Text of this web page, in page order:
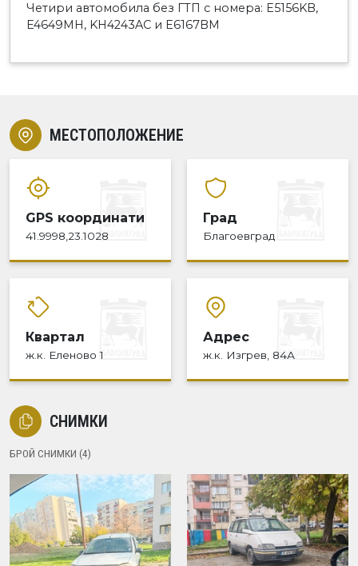
Четири автомобила без ГТП с номера: E5156KB,
E4649MH, KH4243AC и E6167BM
МЕСТОПОЛОЖЕНИЕ
GPS координати
41.9998,23.1028
Град
Благоевград
Квартал
ж.к. Еленово 1
Адрес
ж.к. Изгрев, 84А
СНИМКИ
БРОЙ СНИМКИ (4)